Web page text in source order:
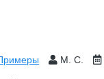
М. С.